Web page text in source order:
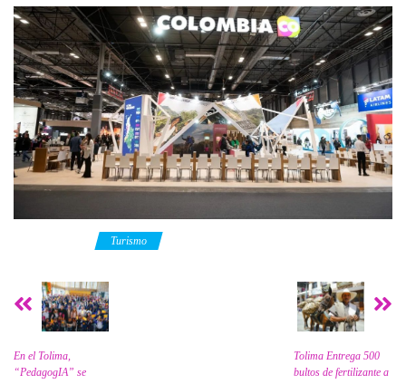
Turismo
En el Tolima,
“PedagogIA” se
Tolima Entrega 500
bultos de fertilizante a